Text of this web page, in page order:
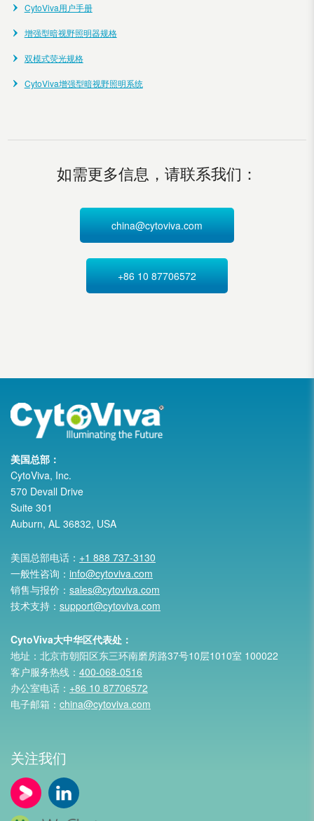
CytoViva用户手册
增强型暗视野照明器规格
双模式荧光规格
CytoViva增强型暗视野照明系统
如需更多信息，请联系我们：
china@cytoviva.com
+86 10 87706572
美国总部：
CytoViva, Inc.
570 Devall Drive
Suite 301
Auburn, AL 36832, USA
美国总部电话： +1 888 737-3130
一般性咨询： info@cytoviva.com
销售与报价： sales@cytoviva.com
技术支持： support@cytoviva.com
CytoViva大中华区代表处：
地址：北京市朝阳区东三环南磨房路37号10层1010室 100022
客户服务热线： 400-068-0516
办公室电话： +86 10 87706572
电子邮箱： china@cytoviva.com
关注我们